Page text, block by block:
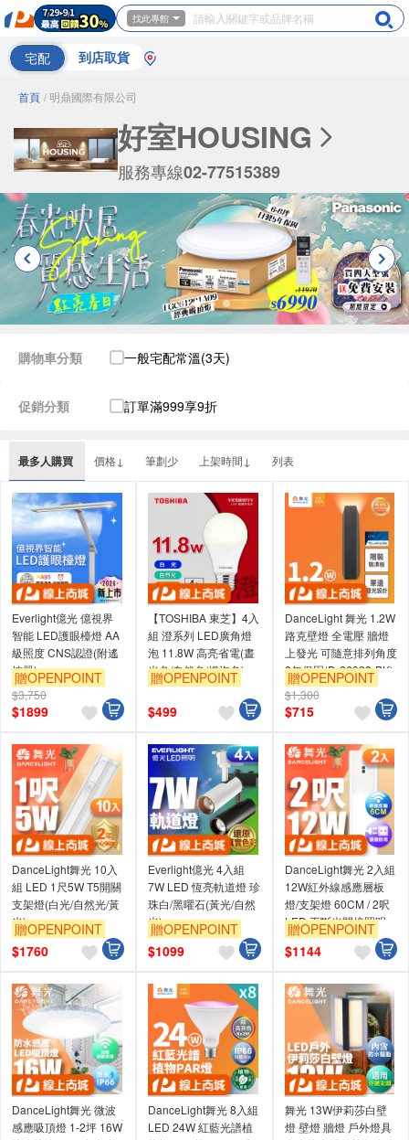
找此專館
宅配 到店取貨
首頁 / 明鼎國際有限公司
好室HOUSING
服務專線02-77515389
最多人購買 價格↓ 筆劃少 上架時間↓ 列表
購物車分類 一般宅配常溫(3天)
促銷分類 訂單滿999享9折
Everlight億光 億視界
智能 LED護眼檯燈 AA
級照度 CNS認證(附遙
控器)
贈OPENPOINT
訂單滿999享9折
$3,750
$1899
【TOSHIBA 東芝】4入
組 澄系列 LED廣角燈
泡 11.8W 高亮省電(晝
光色/自然色/燈泡色)
贈OPENPOINT
訂單滿999享9折
$499
DanceLight 舞光 1.2W
路克壁燈 全電壓 牆燈
上發光 可隨意排列角度
2年保固(D-26023-BK)
贈OPENPOINT
訂單滿999享9折
$1,300
$715
DanceLight舞光 10入
組 LED 1尺5W T5開關
支架燈(白光/自然光/黃
光)
贈OPENPOINT
訂單滿999享9折
$1760
Everlight億光 4入組
7W LED 恆亮軌道燈 珍
珠白/黑曜石(黃光/自然
光)
贈OPENPOINT
訂單滿999享9折
$1099
DanceLight舞光 2入組
12W紅外線感應層板
燈/支架燈 60CM / 2呎
LED 不斷光間接照明
(白光/黃光)
贈OPENPOINT
訂單滿999享9折
$1144
DanceLight舞光 微波
感應吸頂燈 1-2坪 16W
DanceLight舞光 8入組
LED 24W 紅藍光譜植
舞光 13W伊莉莎白壁
燈 壁燈 牆燈 戶外燈具